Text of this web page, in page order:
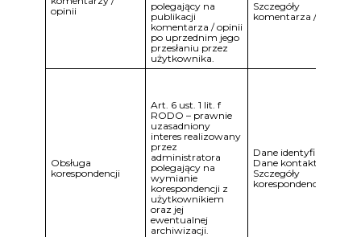
opinii
polegający na
publikacji
komentarza / opinii
po uprzednim jego
przesłaniu przez
użytkownika.
Szczegóły
komentarza / opinii.
Obsługa
korespondencji
Art. 6 ust. 1 lit. f
RODO – prawnie
uzasadniony
interes realizowany
przez
administratora
polegający na
wymianie
korespondencji z
użytkownikiem
oraz jej
ewentualnej
archiwizacji.
Dane identyfikacyjne.
Dane kontaktowe.
Szczegóły
korespondencji.